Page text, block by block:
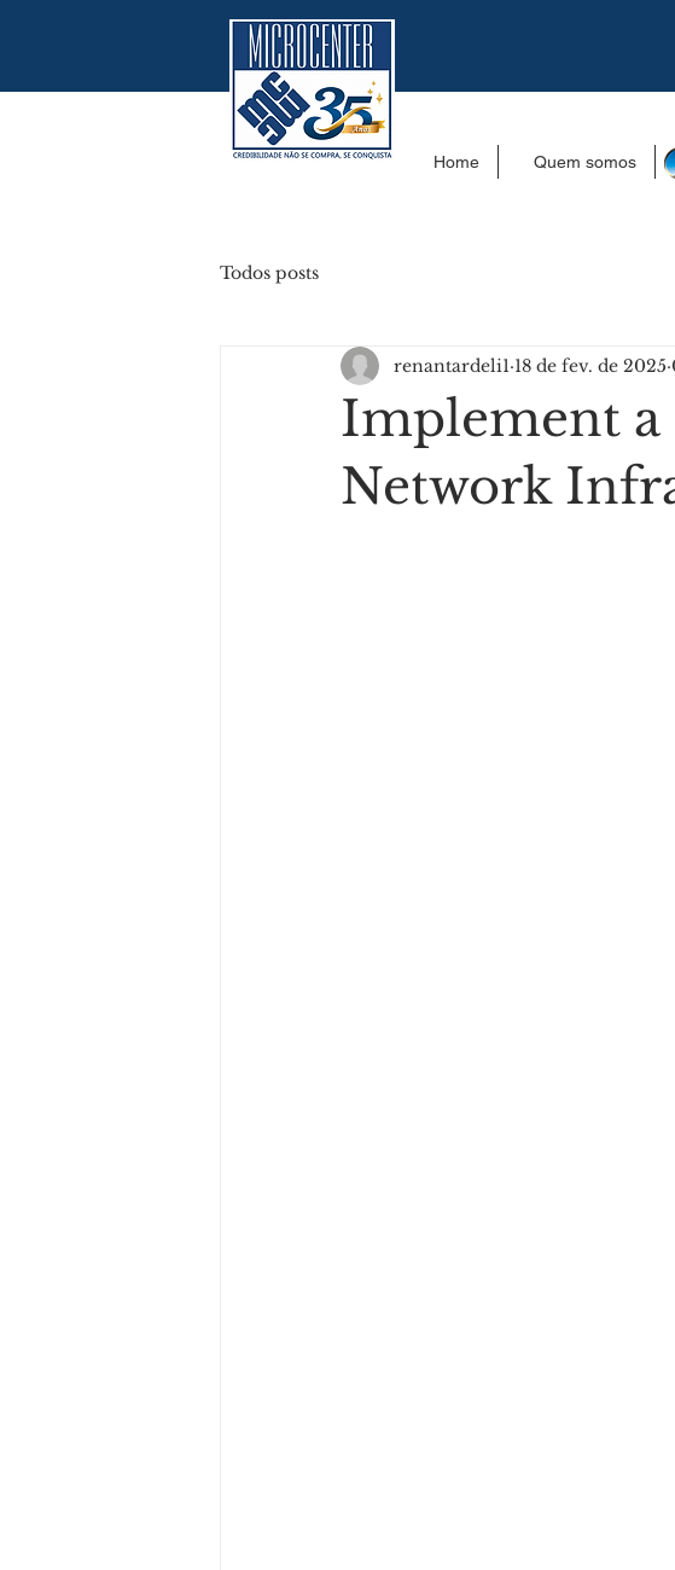
Home Quem somos
Todos posts
Implement a
Network
renantardeli1 18 de fev. de 2025